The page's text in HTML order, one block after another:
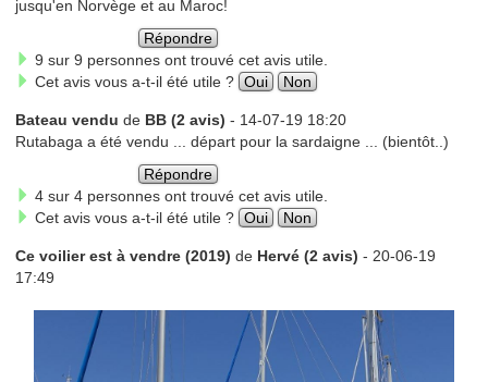
jusqu'en Norvège et au Maroc!
Répondre
9 sur 9 personnes ont trouvé cet avis utile.
Cet avis vous a-t-il été utile ? Oui Non
Bateau vendu de BB (2 avis) - 14-07-19 18:20
Rutabaga a été vendu ... départ pour la sardaigne ... (bientôt..)
Répondre
4 sur 4 personnes ont trouvé cet avis utile.
Cet avis vous a-t-il été utile ? Oui Non
Ce voilier est à vendre (2019) de Hervé (2 avis) - 20-06-19
17:49